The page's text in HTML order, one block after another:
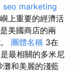
seo marketing
上重要的經濟活
美國商店的兩
團體名稱 3在
最相關的多米尼
灘和美麗的淺藍